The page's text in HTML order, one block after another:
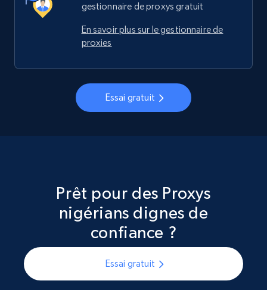
gestionnaire de proxys gratuit
En savoir plus sur le gestionnaire de
proxies
Essai gratuit
Prêt pour des Proxys
nigérians dignes de
confiance ?
Essai gratuit